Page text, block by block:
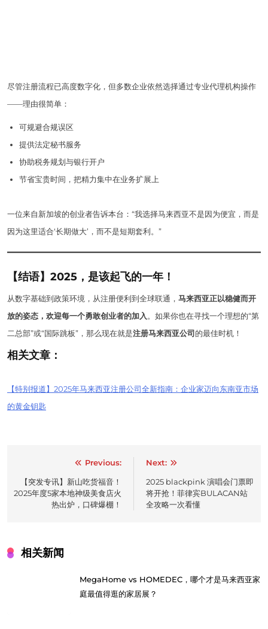
尽管注册流程已高度数字化，但多数企业依然选择通过专业代理机构操作
——理由很简单：
可规避合规误区
提供法定秘书服务
协助税务规划与银行开户
节省宝贵时间，把精力集中在业务扩展上
一位来自新加坡的创业者告诉本台：“我选择马来西亚不是因为便宜，而是
因为这里适合‘长期做大’，而不是短期套利。”
【结语】2025，是该起飞的一年！
从数字基础到政策环境，从注册便利到全球联通， 马来西亚正以稳健而开
放的姿态，欢迎每一个勇敢创业者的加入。如果你也在寻找一个理想的“第
二总部”或“国际跳板”，那么现在就是注册马来西亚公司的最佳时机！
相关文章：
【特别报道】2025年马来西亚注册公司全新指南：企业家迈向东南亚市场
的黄金钥匙
navigation
Previous:
【突发专讯】新山吃货福音！
2025年度5家本地神级美食店火
热出炉，口碑爆棚！
Next:
2025 blackpink 演唱会门票即
将开抢！菲律宾BULACAN站
全攻略一次看懂
相关新闻
MegaHome vs HOMEDEC，哪个才是马来西亚家
庭最值得逛的家居展？